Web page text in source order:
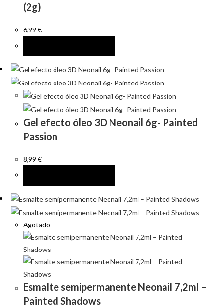
(2g)
6,99€
Gel efecto óleo 3D Neonail 6g- Painted
Passion
8,99€
Agotado
Esmalte semipermanente Neonail 7,2ml –
Painted Shadows